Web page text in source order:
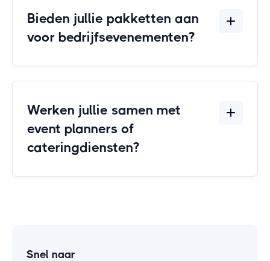
Bieden jullie pakketten aan
voor bedrijfsevenementen?
Werken jullie samen met
event planners of
cateringdiensten?
Snel naar